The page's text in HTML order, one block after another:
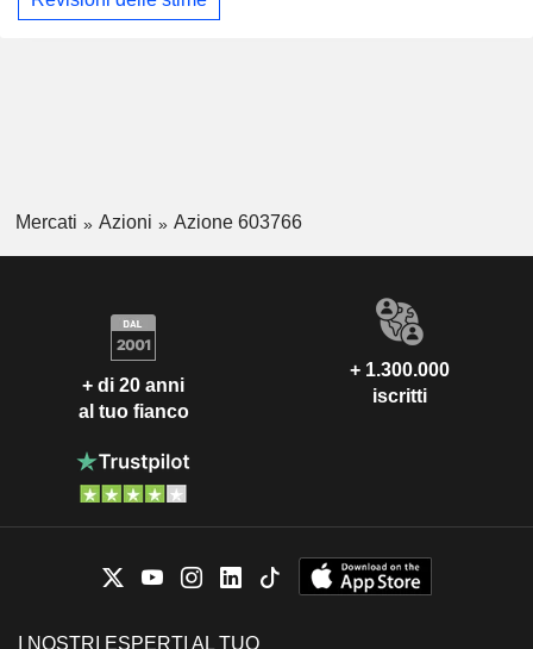
Mercati Azioni Azione 603766
+ di 20 anni
al tuo fianco
+ 1.300.000
iscritti
I NOSTRI ESPERTI AL TUO